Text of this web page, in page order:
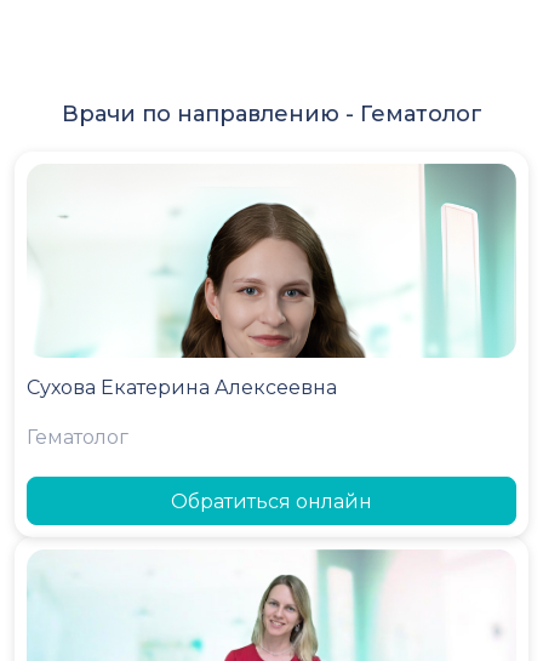
Врачи по направлению - Гематолог
Сухова Екатерина Алексеевна
Гематолог
Обратиться онлайн